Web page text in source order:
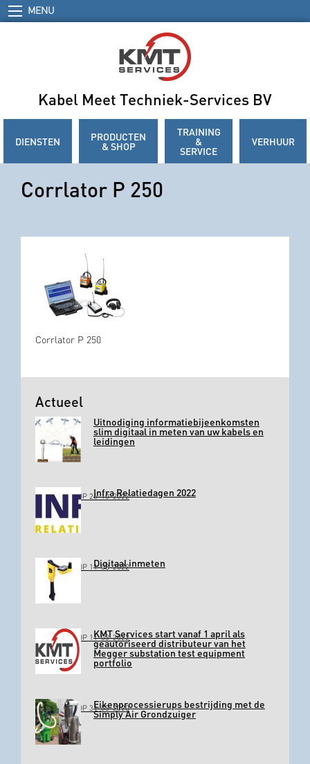
MENU
Kabel Meet Techniek-Services BV
DIENSTEN PRODUCTEN
& SHOP
TRAINING
&
SERVICE
VERHUUR
Corrlator P 250
Corrlator P 250
Actueel
Uitnodiging informatiebijeenkomsten
slim digitaal in meten van uw kabels en
leidingen
GEPLAATST OP 26-10-2022Infra Relatiedagen 2022
GEPLAATST OP 11-03-2022Digitaal inmeten
GEPLAATST OP 11-03-2022KMT Services start vanaf 1 april als
geautoriseerd distributeur van het
Megger substation test equipment
portfolio
GEPLAATST OP 31-03-2020Eikenprocessierups bestrijding met de
Simply Air Grondzuiger